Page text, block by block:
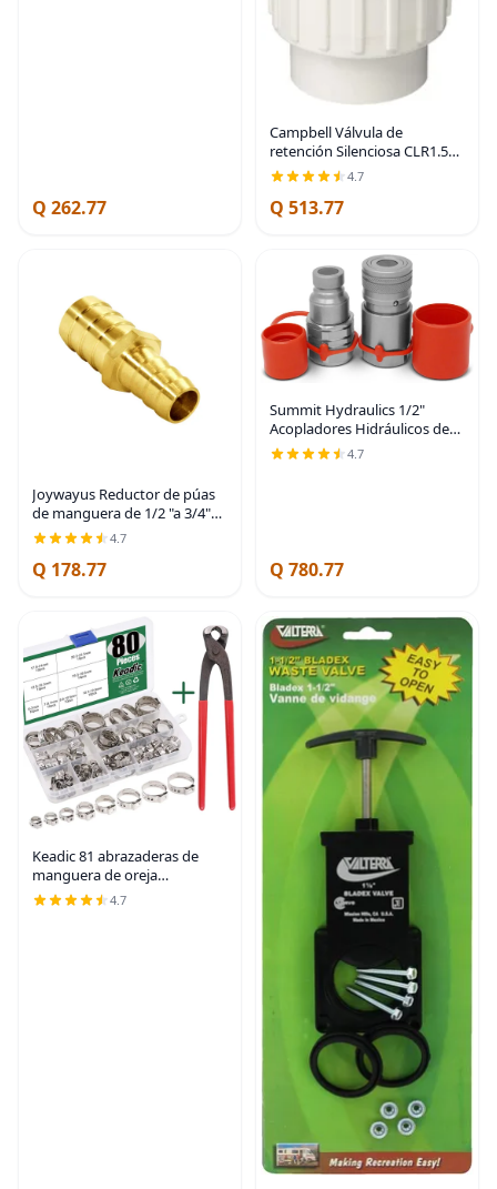
Q 262.77
Campbell Válvula de
retención Silenciosa CLR1.5
de Brady MfrPartNo 0823-
15C, Blanco
4.7
Q 513.77
Joywayus Reductor de púas
de manguera de 1/2 "a 3/4"
empalme reductor de ajuste
de púas, unión hexagonal de
latón para
4.7
Q 178.77
Summit Hydraulics 1/2"
Acopladores Hidráulicos de
Conexión Rápida de Cara
4.7
Q 780.77
Keadic 81 abrazaderas de
manguera de oreja
individual, abrazaderas de
manguera sin escalones de
4.7